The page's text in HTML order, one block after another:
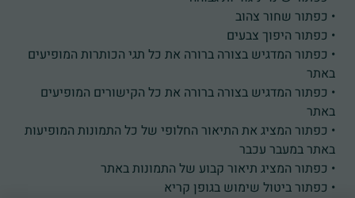
• כפתור שחור צהוב
• כפתור היפוך צבעים
• כפתור המדגיש בצורה ברורה את כל תגי הכותרות המופיעים
באתר
• כפתור המדגיש בצורה ברורה את כל הקישורים המופיעים
באתר
• כפתור המציג את התיאור החלופי של כל התמונות המופיעות
באתר במעבר עכבר
• כפתור המציג תיאור קבוע של התמונות באתר
• כפתור ביטול שימוש בגופן קריא